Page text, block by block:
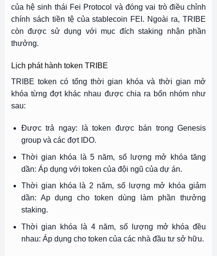
của hệ sinh thái Fei Protocol và đóng vai trò điều chỉnh
chính sách tiền tệ của stablecoin FEI. Ngoài ra, TRIBE
còn được sử dụng với mục đích staking nhận phần
thưởng.
Lịch phát hành token TRIBE
TRIBE token có tổng thời gian khóa và thời gian mở
khóa từng đợt khác nhau được chia ra bốn nhóm như
sau:
Được trả ngay: là token được bán trong Genesis
group và các đợt IDO.
Thời gian khóa là 5 năm, số lượng mở khóa tăng
dần: Áp dụng với token của đội ngũ của dự án.
Thời gian khóa là 2 năm, số lượng mở khóa giảm
dần: Ap dụng cho token dùng làm phần thưởng
staking.
Thời gian khóa là 4 năm, số lượng mở khóa đều
nhau: Áp dụng cho token của các nhà đầu tư sở hữu.